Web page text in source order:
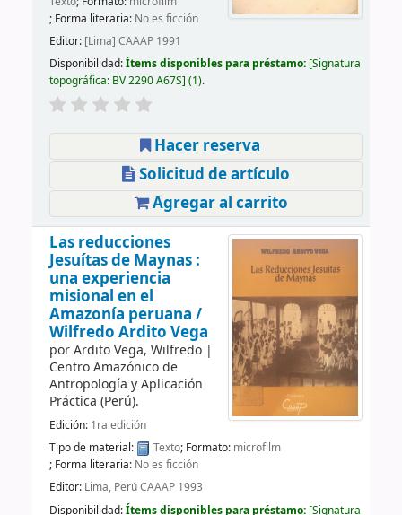
; Forma literaria: No es ficción
Editor: [Lima] CAAAP 1991
Disponibilidad:Ítems disponibles para préstamo: Signatura
topográfica: BV 2290 A67S (1).
Hacer reserva
Solicitud de artículo
Agregar al carrito
Las reducciones
Jesuítas de Maynas :
una experiencia
misional en el
Amazonía peruana /
Wilfredo Ardito Vega
porArdito Vega, Wilfredo|
Centro Amazónico de
Antropología y Aplicación
Práctica (Perú).
Edición: 1ra edición
Tipo de material:
Texto; Formato: microfilm
; Forma literaria: No es ficción
Editor: Lima, Perú CAAAP 1993
Disponibilidad:Ítems disponibles para préstamo: Signatura